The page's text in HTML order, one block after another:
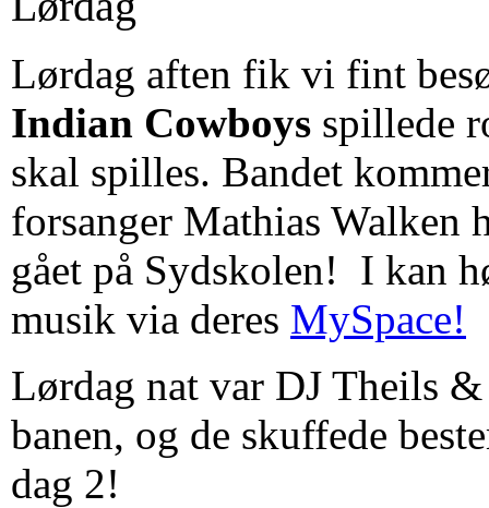
Lørdag aften fik vi fint
Indian Cowboys spillede
skal spilles. Bandet
forsanger Mathias Walken
gået på Sydskolen! I kan
musik via deres MySpace!
Lørdag nat var DJ Theils &
banen, og de skuffede
dag 2!